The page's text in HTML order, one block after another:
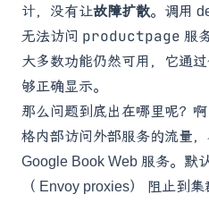
计，没有让故障扩散。调用
无法访问 productpage 服
大多数功能仍然可用，它通
够正确显示。
那么问题到底出在哪里呢？
格内部访问外部服务的流量
Google Book Web 服务。默
（ Envoy proxies） 阻止到